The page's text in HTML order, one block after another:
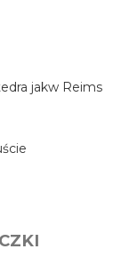
jakw Reims